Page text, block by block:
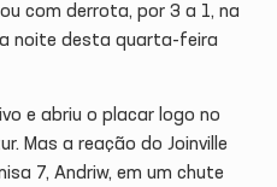
com derrota, por 3 a 1, na
noite desta quarta-feira
e abriu o placar logo no
Mas a reação do Joinville
7, Andriw, em um chute